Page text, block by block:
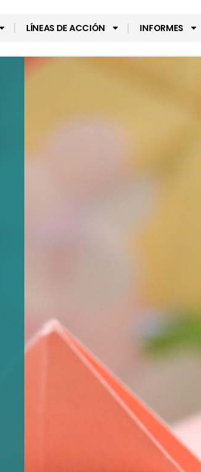
LÍNEAS DE ACCIÓN INFORMES